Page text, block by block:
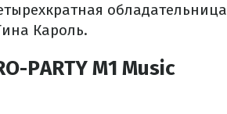
обладательница
Кароль.
PARTY M1 Music